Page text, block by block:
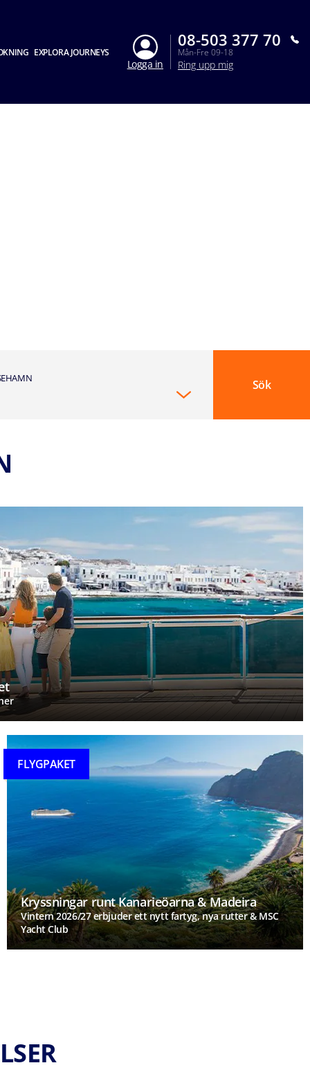
EXPLORA JOURNEYS
Logga in
08-503 377 70
Mån-Fre 09-18
Ring upp mig
Sök
FLYGPAKET
Kryssningar runt Kanarieöarna & Madeira
Vintern 2026/27 erbjuder ett nytt fartyg, nya rutter & MSC
Yacht Club